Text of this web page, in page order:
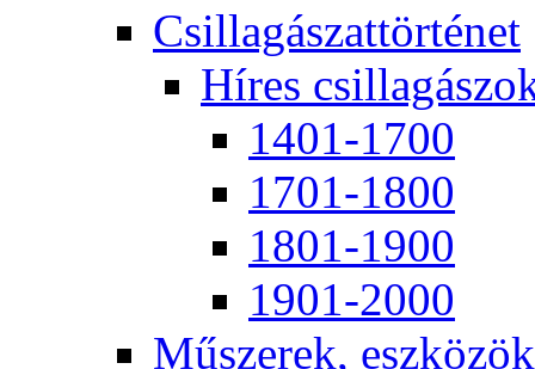
Csil­la­gá­szat­tör­té­net
Hí­res
1401-1700
1701-1800
1801-1900
1901-2000
Mű­sze­rek, esz­kö­zök